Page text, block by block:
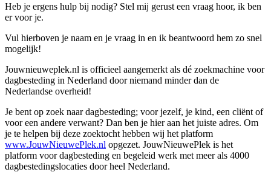
Heb je ergens hulp bij nodig? Stel mij gerust een vraag hoor, ik ben
er voor je.
Vul hierboven je naam en je vraag in en ik beantwoord hem zo snel
mogelijk!
Jouwnieuweplek.nl is officieel aangemerkt als dé zoekmachine voor
dagbesteding in Nederland door niemand minder dan de
Nederlandse overheid!
Je bent op zoek naar dagbesteding; voor jezelf, je kind, een cliënt of
voor een andere verwant? Dan ben je hier aan het juiste adres. Om
je te helpen bij deze zoektocht hebben wij het platform
www.JouwNieuwePlek.nl opgezet. JouwNieuwePlek is het
platform voor dagbesteding en begeleid werk met meer als 4000
dagbestedingslocaties door heel Nederland.